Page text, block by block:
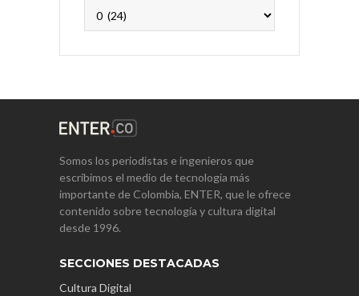
Somos los periodistas e ingenieros que
escribimos el medio de tecnología más
importante de Colombia, ENTER, que le ofrece
contenido sobre tecnología y cultura digital
desde 1996.
SECCIONES DESTACADAS
Cultura Digital